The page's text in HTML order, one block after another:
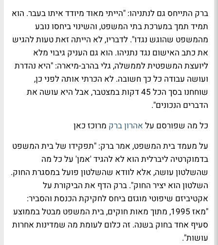
ברק התייחס גם לנתניהו: "הייתי מאוד מיודד איתו בעבר. הוא
תמיד תמך במערכת בתי המשפט, והשינוי ביחסו נובע
מהמשפט שהוגש נגדו". לדבריו, לא הייתה זאת טעות להגיש
את כתב האישום נגד נתניהו. הוא גם העניק גיבוי מלא
ליועצת המשפטית לממשלה, גלי בהרב-מיארה: "היא נהדרת
ועושה עבודה כל כך חשובה. לא הכרתי אותה לפני כן,
שוחחנו בסך הכל 45 דקות במצטבר, אבל היא עושה את
הדברים הנכונים".
כל מה שפורסם על אהרון ברק מרוכז כאן
על מעמד בית המשפט, אמר ברק: "תפקידו של בית המשפט
בדמוקרטיה ליברלית הוא לא להגיד 'אמן' על כל מה
שהשלטון עושה, אלא לוודא שהשלטון פועל במסגרת החוק.
השלטון הוא יציר החוק". ברק הדף את הביקורת על
אקטיביזם שיפוטי מוגזם ביחס לחקיקת הכנסת והסביר:
"מאז 1995, מתוך מאות חוקים, בית המשפט מבטל בממוצע
סעיף אחד בחוק בשנה. זה כלום לעומת מה שמדינות אחרות
עושות".